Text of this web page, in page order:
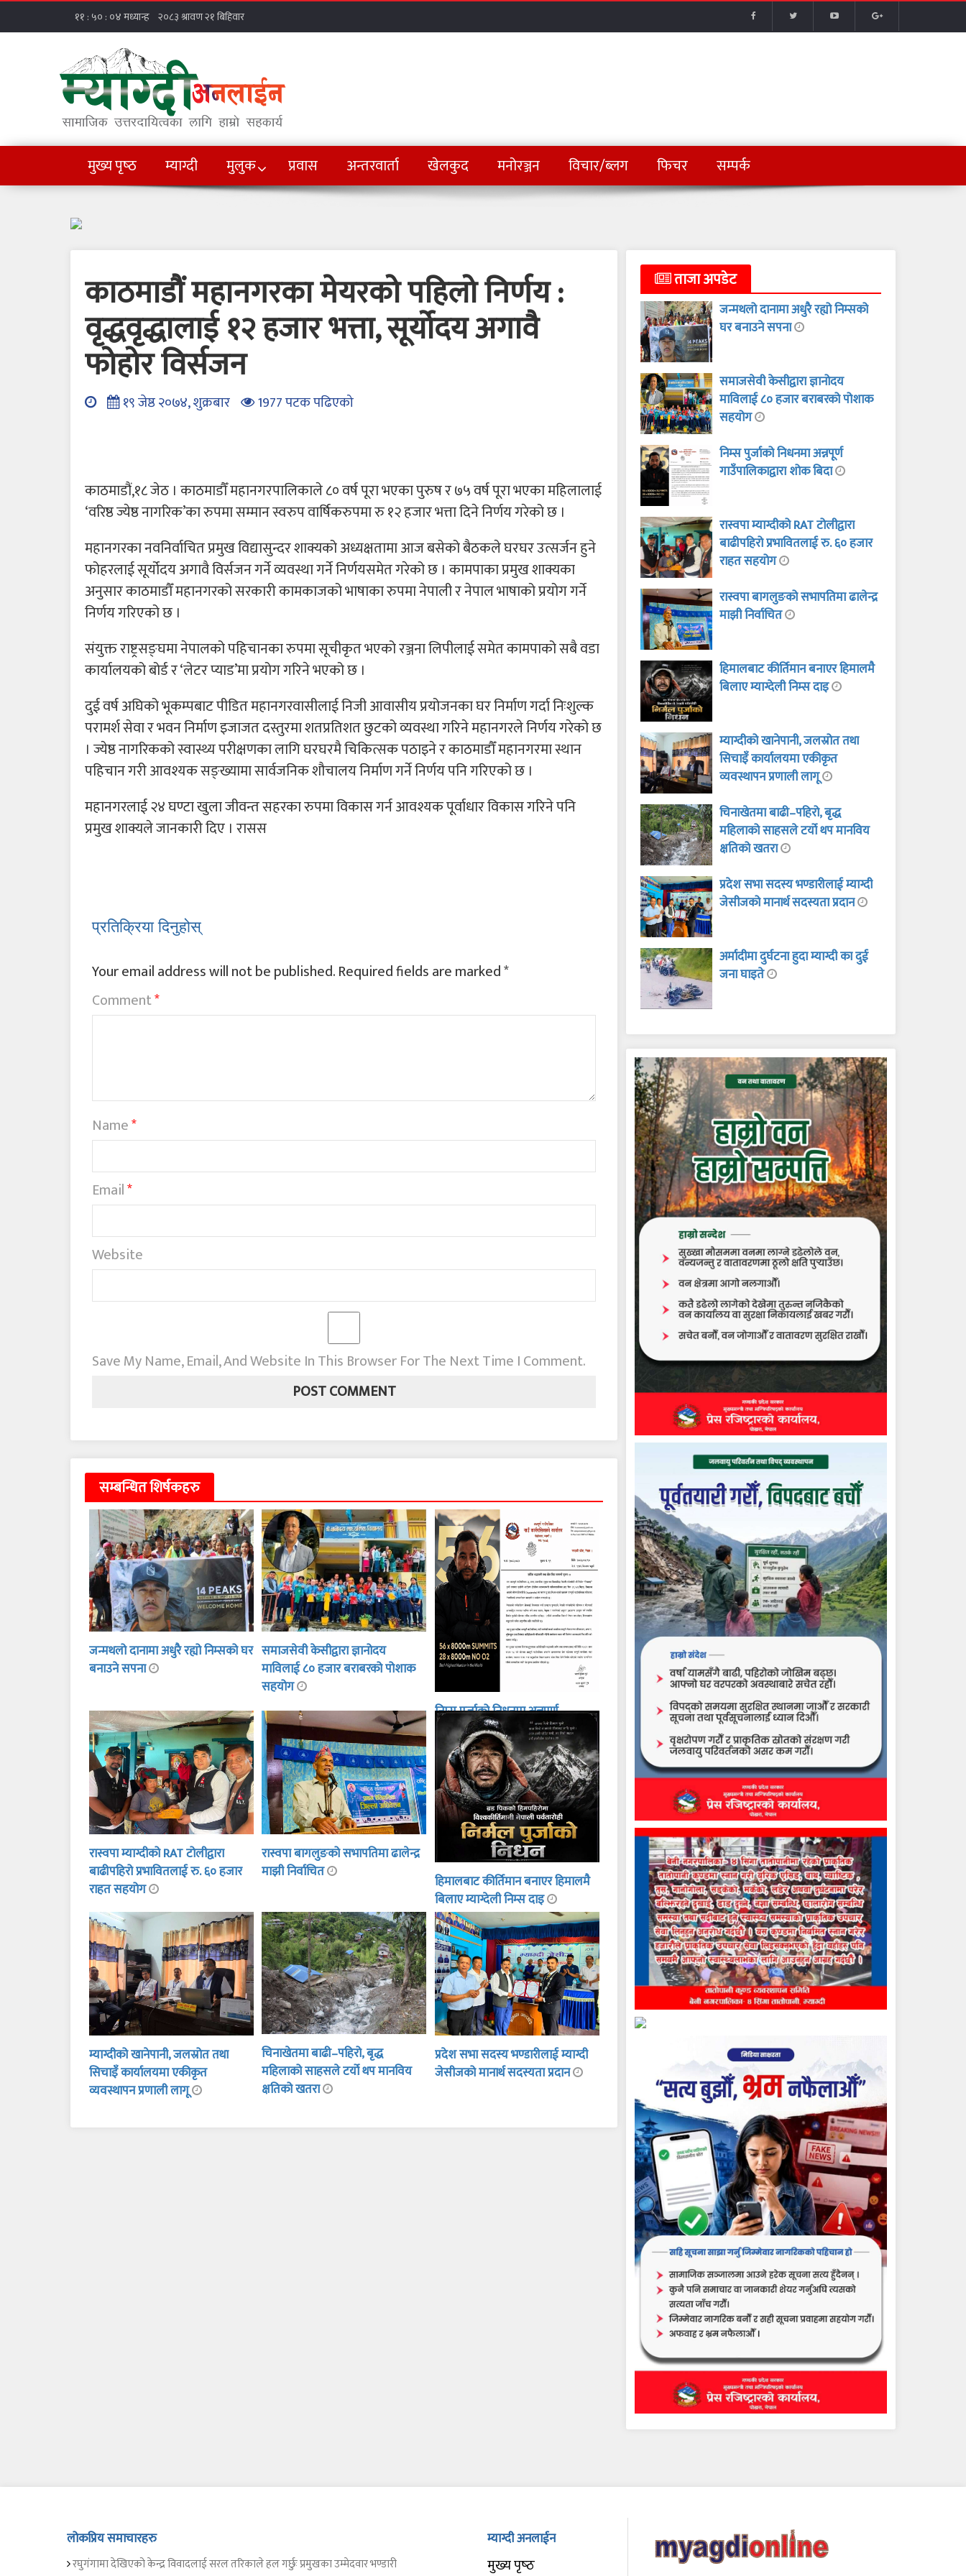
मुख्य पृष्‍ठ म्याग्दी मुलुक प्रवास अन्तरवार्ता खेलकुद मनोरञ्जन विचार/ब्लग फिचर सम्पर्क
काठमाडौं महानगरका मेयरको पहिलो निर्णय :
वृद्धवृद्धालाई १२ हजार भत्ता, सूर्योदय अगावै
फोहोर विर्सजन
१९ जेष्ठ २०७४, शुक्रबार 1977 पटक पढिएको
काठमाडौं,१८ जेठ । काठमाडौँ महानगरपालिकाले ८० वर्ष पूरा भएका पुरुष र ७५ वर्ष पूरा भएका महिलालाई
‘वरिष्ठ ज्येष्ठ नागरिक’का रुपमा सम्मान स्वरुप वार्षिकरुपमा रु १२ हजार भत्ता दिने निर्णय गरेको छ ।
महानगरका नवनिर्वाचित प्रमुख विद्यासुन्दर शाक्यको अध्यक्षतामा आज बसेको बैठकले घरघर उत्सर्जन हुने
फोहरलाई सूर्योदय अगावै विर्सजन गर्ने व्यवस्था गर्ने निर्णयसमेत गरेको छ । कामपाका प्रमुख शाक्यका
अनुसार काठमाडौँ महानगरको सरकारी कामकाजको भाषाका रुपमा नेपाली र नेपाल भाषाको प्रयोग गर्ने
निर्णय गरिएको छ ।
संयुक्त राष्ट्रसङ्घमा नेपालको पहिचानका रुपमा सूचीकृत भएको रञ्जना लिपीलाई समेत कामपाको सबै वडा
कार्यालयको बोर्ड र ‘लेटर प्याड’मा प्रयोग गरिने भएको छ ।
दुई वर्ष अघिको भूकम्पबाट पीडित महानगरवासीलाई निजी आवासीय प्रयोजनका घर निर्माण गर्दा निःशुल्क
परामर्श सेवा र भवन निर्माण इजाजत दस्तुरमा शतप्रतिशत छुटको व्यवस्था गरिने महानगरले निर्णय गरेको छ
। ज्येष्ठ नागरिकको स्वास्थ्य परीक्षणका लागि घरघरमै चिकित्सक पठाइने र काठमाडौँ महानगरमा स्थान
पहिचान गरी आवश्यक सङ्ख्यामा सार्वजनिक शौचालय निर्माण गर्ने निर्णय पनि गरिएको छ ।
महानगरलाई २४ घण्टा खुला जीवन्त सहरका रुपमा विकास गर्न आवश्यक पूर्वाधार विकास गरिने पनि
प्रमुख शाक्यले जानकारी दिए । रासस
प्रतिक्रिया दिनुहोस्
Your email address will not be published.Required fields are marked*
Comment*
Name*
Email*
Website
Save My Name, Email, And Website In This Browser For The Next Time I Comment.
सम्बन्धित शिर्षकहरु
जन्मथलो दानामा अधुरै रह्यो निम्सको घर
बनाउने सपना
समाजसेवी केसीद्वारा ज्ञानोदय
माविलाई ८० हजार बराबरको पोशाक
सहयोग
निम्स पुर्जाको निधनमा अन्नपूर्ण
गाउँपालिकाद्वारा शोक बिदा
रास्वपा म्याग्दीको RAT टोलीद्वारा
बाढीपहिरो प्रभावितलाई रु. ६० हजार
राहत सहयोग
रास्वपा बागलुङको सभापतिमा ढालेन्द्र
माझी निर्वाचित
हिमालबाट कीर्तिमान बनाएर हिमालमै
बिलाए म्याग्देली निम्स दाइ
म्याग्दीको खानेपानी, जलस्रोत तथा
सिचाइँ कार्यालयमा एकीकृत
व्यवस्थापन प्रणाली लागू
चिनाखेतमा बाढी–पहिरो, बृद्ध
महिलाको साहसले टर्यो थप मानविय
क्षतिको खतरा
प्रदेश सभा सदस्य भण्डारीलाई म्याग्दी
जेसीजको मानार्थ सदस्यता प्रदान
ताजा अपडेट
जन्मथलो दानामा अधुरै रह्यो निम्सको
घर बनाउने सपना
समाजसेवी केसीद्वारा ज्ञानोदय
माविलाई ८० हजार बराबरको पोशाक
सहयोग
निम्स पुर्जाको निधनमा अन्नपूर्ण
गाउँपालिकाद्वारा शोक बिदा
रास्वपा म्याग्दीको RAT टोलीद्वारा
बाढीपहिरो प्रभावितलाई रु. ६० हजार
राहत सहयोग
रास्वपा बागलुङको सभापतिमा ढालेन्द्र
माझी निर्वाचित
हिमालबाट कीर्तिमान बनाएर हिमालमै
बिलाए म्याग्देली निम्स दाइ
म्याग्दीको खानेपानी, जलस्रोत तथा
सिचाइँ कार्यालयमा एकीकृत
व्यवस्थापन प्रणाली लागू
चिनाखेतमा बाढी–पहिरो, बृद्ध
महिलाको साहसले टर्यो थप मानविय
क्षतिको खतरा
प्रदेश सभा सदस्य भण्डारीलाई म्याग्दी
जेसीजको मानार्थ सदस्यता प्रदान
अर्मादीमा दुर्घटना हुदा म्याग्दी का दुई
जना घाइते
लोकप्रिय समाचारहरु
रघुगंगामा देखिएको केन्द्र विवादलाई सरल तरिकाले हल गर्छुः प्रमुखका उम्मेदवार भण्डारी
म्याग्दी अनलाईन
मुख्य पृष्‍ठ